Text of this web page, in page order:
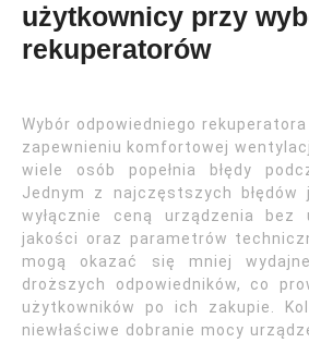
użytkownicy przy
rekuperatorów
Wybór odpowiedniego
zapewnieniu komfortowej
wiele osób popełnia błędy
Jednym z najczęstszych
wyłącznie ceną urządzenia bez
jakości oraz parametrów
mogą okazać się mniej
droższych odpowiedników, co
użytkowników po ich zakupie.
niewłaściwe dobranie mocy